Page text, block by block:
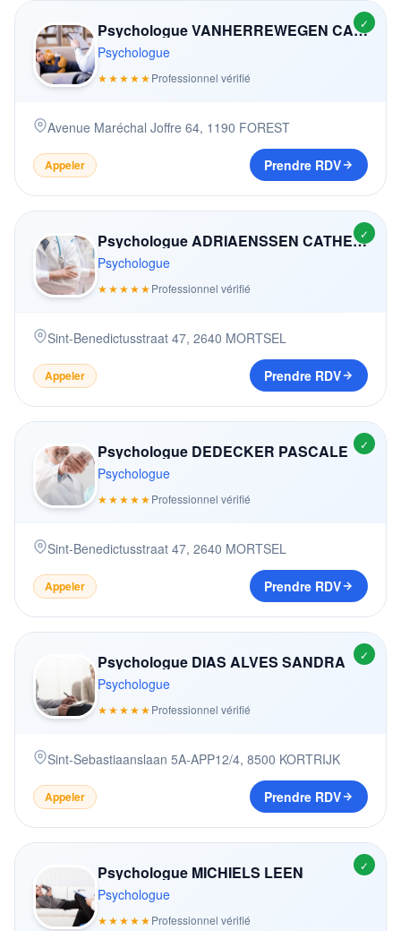
✓
Psychologue VANHERREWEGEN CAMILLE
Psychologue
★★★★★Professionnel vérifié
Avenue Maréchal Joffre 64, 1190 FOREST
Appeler Prendre RDV
✓
Psychologue ADRIAENSSEN CATHERINE
Psychologue
★★★★★Professionnel vérifié
Sint-Benedictusstraat 47, 2640 MORTSEL
Appeler Prendre RDV
✓
Psychologue DEDECKER PASCALE
Psychologue
★★★★★Professionnel vérifié
Sint-Benedictusstraat 47, 2640 MORTSEL
Appeler Prendre RDV
✓
Psychologue DIAS ALVES SANDRA
Psychologue
★★★★★Professionnel vérifié
Sint-Sebastiaanslaan 5A-APP12/4, 8500 KORTRIJK
Appeler Prendre RDV
✓
Psychologue MICHIELS LEEN
Psychologue
★★★★★Professionnel vérifié